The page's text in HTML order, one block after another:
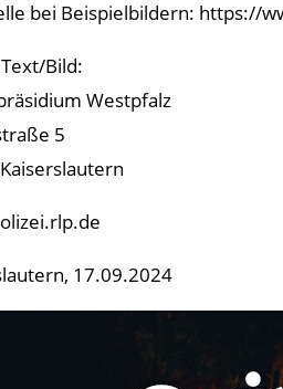
bei Beispielbildern: https://
Bild:
Westpfalz
5
17.09.2024